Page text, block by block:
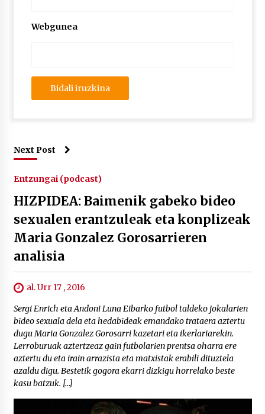
Webgunea
Next Post
Entzungai (podcast)
HIZPIDEA: Baimenik gabeko bideo
sexualen erantzuleak eta konplizeak
Maria Gonzalez Gorosarrieren
analisia
al. Urr 17 , 2016
Sergi Enrich eta Andoni Luna Eibarko futbol taldeko jokalarien
bideo sexuala dela eta hedabideak emandako trataera aztertu
dugu Maria Gonzalez Gorosarri kazetari eta ikerlariarekin.
Lerroburuak aztertzeaz gain futbolarien prentsa oharra ere
aztertu du eta irain arrazista eta matxistak erabili dituztela
azaldu digu. Bestetik gogora ekarri dizkigu horrelako beste
kasu batzuk. […]